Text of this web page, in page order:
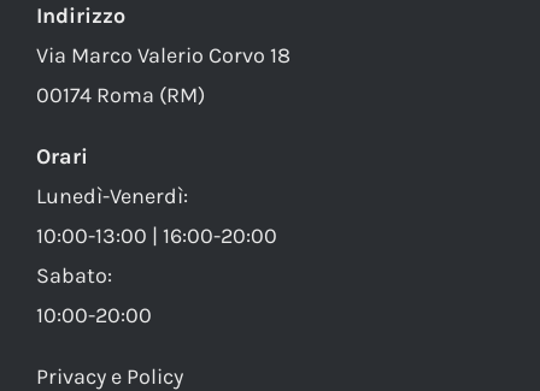
Indirizzo
Via Marco Valerio Corvo 18
00174 Roma (RM)
Orari
Lunedì-Venerdì:
10:00-13:00 | 16:00-20:00
Sabato:
10:00-20:00
Privacy e Policy